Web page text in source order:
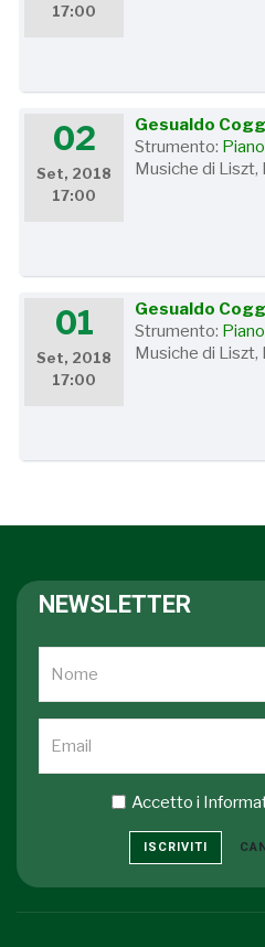
17:00
02
Set, 2018
17:00
Gesualdo
Strumento:
Musiche di Liszt,
01
Set, 2018
17:00
Gesualdo
Strumento:
Musiche di Liszt,
NEWSLETTER
Accetto i
ISCRIVITI